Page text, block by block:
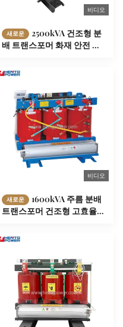
비디오
새로운
2500kVA 건조형 분
배 트랜스포머 화재 안전 설
비디오
새로운
1600kVA 주름 분배
트랜스포머 건조형 고효율